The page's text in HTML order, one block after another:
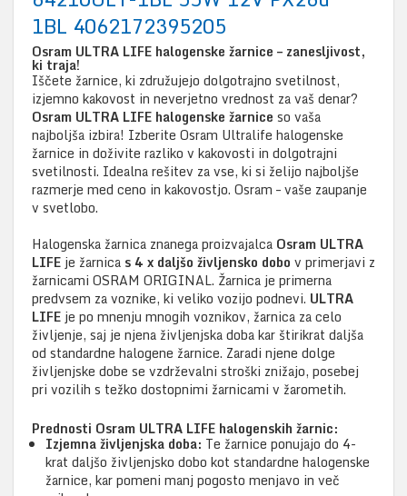
1BL 4062172395205
Osram ULTRA LIFE halogenske žarnice – zanesljivost,
ki traja!
Iščete žarnice, ki združujejo dolgotrajno svetilnost,
izjemno kakovost in neverjetno vrednost za vaš denar?
Osram ULTRA LIFE halogenske žarnice so vaša
najboljša izbira! Izberite Osram Ultralife halogenske
žarnice in doživite razliko v kakovosti in dolgotrajni
svetilnosti. Idealna rešitev za vse, ki si želijo najboljše
razmerje med ceno in kakovostjo. Osram – vaše zaupanje
v svetlobo.
Halogenska žarnica znanega proizvajalca Osram ULTRA
LIFE je žarnica s 4 x daljšo življensko dobo v primerjavi z
žarnicami OSRAM ORIGINAL. Žarnica je primerna
predvsem za voznike, ki veliko vozijo podnevi. ULTRA
LIFE je po mnenju mnogih voznikov, žarnica za celo
življenje, saj je njena življenjska doba kar štirikrat daljša
od standardne halogene žarnice. Zaradi njene dolge
življenjske dobe se vzdrževalni stroški znižajo, posebej
pri vozilih s težko dostopnimi žarnicami v žarometih.
Prednosti Osram ULTRA LIFE halogenskih žarnic:
Izjemna življenjska doba: Te žarnice ponujajo do 4-
krat daljšo življenjsko dobo kot standardne halogenske
žarnice, kar pomeni manj pogosto menjavo in več